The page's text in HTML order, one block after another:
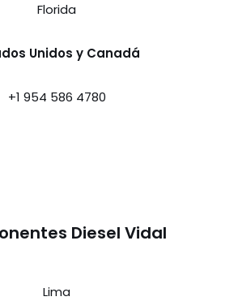
Florida
Unidos y Canadá
+1 954 586 4780
Diesel Vidal
Lima